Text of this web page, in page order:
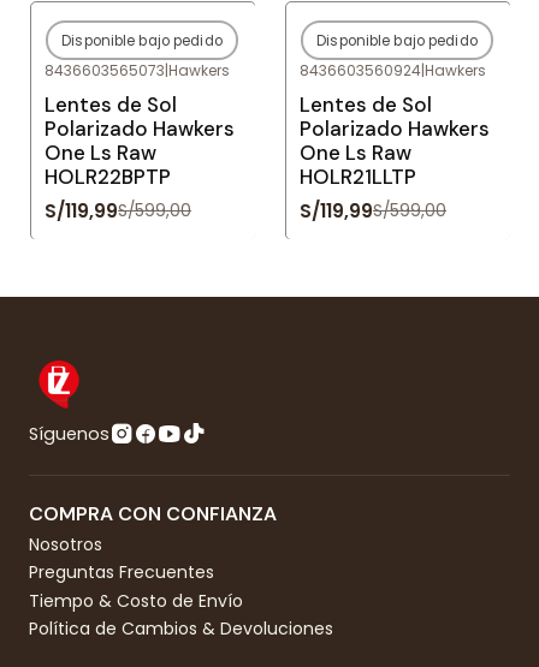
-80%OFF
Agotado
Disponible bajo pedido
8436603565073|Hawkers
Lentes de Sol
Polarizado Hawkers
One Ls Raw
HOLR22BPTP
S/119,99S/599,00
-80%OFF
Agotado
Disponible bajo pedido
8436603560924|Hawkers
Lentes de Sol
Polarizado Hawkers
One Ls Raw
HOLR21LLTP
S/119,99S/599,00
Síguenos
COMPRA CON CONFIANZA
Nosotros
Preguntas Frecuentes
Tiempo & Costo de Envío
Política de Cambios & Devoluciones